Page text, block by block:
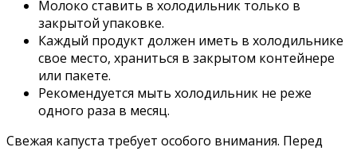
Молоко ставить в холодильник только в
закрытой упаковке.
Каждый продукт должен иметь в холодильнике
свое место, храниться в закрытом контейнере
или пакете.
Рекомендуется мыть холодильник не реже
одного раза в месяц.
Свежая капуста требует особого внимания. Перед